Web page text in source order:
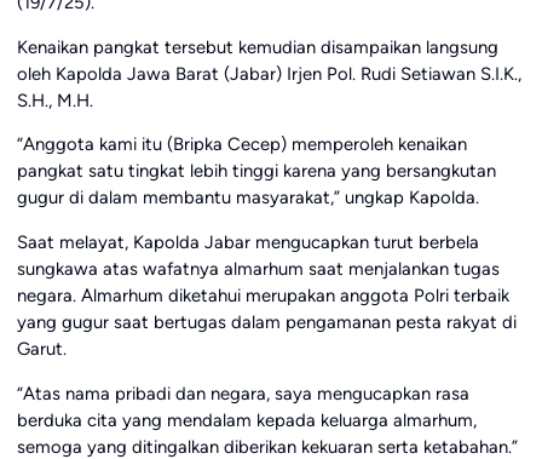
Kenaikan pangkat tersebut kemudian disampaikan langsung
oleh Kapolda Jawa Barat (Jabar) Irjen Pol. Rudi Setiawan S.I.K.,
S.H., M.H.
“Anggota kami itu (Bripka Cecep) memperoleh kenaikan
pangkat satu tingkat lebih tinggi karena yang bersangkutan
gugur di dalam membantu masyarakat,” ungkap Kapolda.
Saat melayat, Kapolda Jabar mengucapkan turut berbela
sungkawa atas wafatnya almarhum saat menjalankan tugas
negara. Almarhum diketahui merupakan anggota Polri terbaik
yang gugur saat bertugas dalam pengamanan pesta rakyat di
Garut.
“Atas nama pribadi dan negara, saya mengucapkan rasa
berduka cita yang mendalam kepada keluarga almarhum,
semoga yang ditingalkan diberikan kekuaran serta ketabahan.”